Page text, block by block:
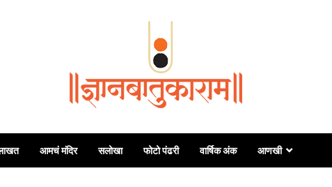
आमचं मंदिर सलोखा फोटो पंढरी वार्षिक अंक आणखी